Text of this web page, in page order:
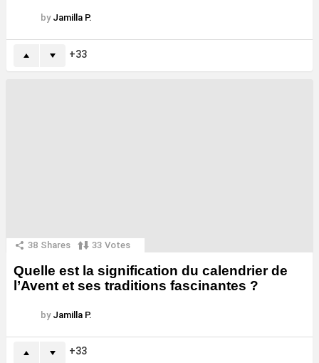
by Jamilla P.
33
38 Shares 33 Votes
Quelle est la signification du calendrier de
l’Avent et ses traditions fascinantes ?
by Jamilla P.
33